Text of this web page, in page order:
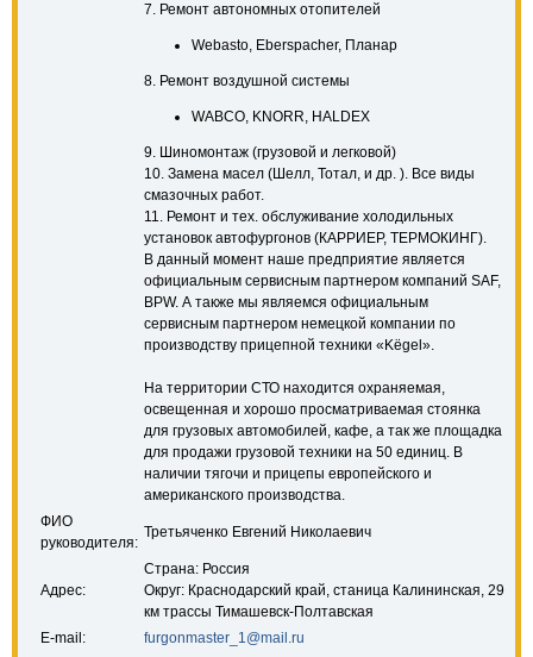
7. Ремонт автономных отопителей
Webasto, Eberspacher, Планар
8. Ремонт воздушной системы
WABCO, KNORR, HALDEX
9. Шиномонтаж (грузовой и легковой)
10. Замена масел (Шелл, Тотал, и др. ). Все виды
смазочных работ.
11. Ремонт и тех. обслуживание холодильных
установок автофургонов (КАРРИЕР, ТЕРМОКИНГ).
В данный момент наше предприятие является
официальным сервисным партнером компаний SAF,
BPW. А также мы являемся официальным
сервисным партнером немецкой компании по
производству прицепной техники «Kёgel».
На территории СТО находится охраняемая,
освещенная и хорошо просматриваемая стоянка
для грузовых автомобилей, кафе, а так же площадка
для продажи грузовой техники на 50 единиц. В
наличии тягочи и прицепы европейского и
американского производства.
ФИО
руководителя:
Третьяченко Евгений Николаевич
Адрес:
Страна: Россия
Округ: Краснодарский край, станица Калининская, 29
км трассы Тимашевск-Полтавская
E-mail:
furgonmaster_1@mail.ru